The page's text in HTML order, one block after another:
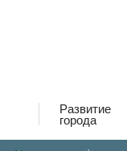
Развитие
города